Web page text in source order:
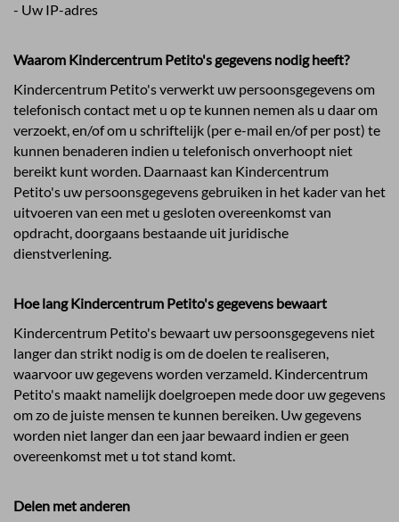
- Uw IP-adres
Waarom Kindercentrum Petito's gegevens nodig heeft?
Kindercentrum Petito's verwerkt uw persoonsgegevens om
telefonisch contact met u op te kunnen nemen als u daar om
verzoekt, en/of om u schriftelijk (per e-mail en/of per post) te
kunnen benaderen indien u telefonisch onverhoopt niet
bereikt kunt worden. Daarnaast kan Kindercentrum
Petito's uw persoonsgegevens gebruiken in het kader van het
uitvoeren van een met u gesloten overeenkomst van
opdracht, doorgaans bestaande uit juridische
dienstverlening.
Hoe lang Kindercentrum Petito's gegevens bewaart
Kindercentrum Petito's bewaart uw persoonsgegevens niet
langer dan strikt nodig is om de doelen te realiseren,
waarvoor uw gegevens worden verzameld. Kindercentrum
Petito's maakt namelijk doelgroepen mede door uw gegevens
om zo de juiste mensen te kunnen bereiken. Uw gegevens
worden niet langer dan een jaar bewaard indien er geen
overeenkomst met u tot stand komt.
Delen met anderen